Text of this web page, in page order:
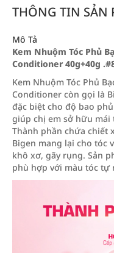
THÔNG TIN SẢN
Mô Tả
Kem Nhuộm Tóc Phủ
Conditioner 40g+40g
Kem Nhuộm Tóc Phủ
Conditioner còn gọi là
đặc biệt cho độ bao
giúp chị em sở hữu
Thành phần chứa chiết
Bigen mang lại cho tóc
khô xơ, gãy rụng. Sản
phù hợp với màu tóc tự